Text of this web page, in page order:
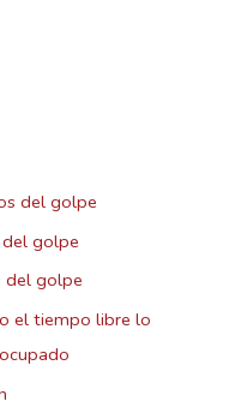
del golpe
golpe
del golpe
el tiempo libre lo